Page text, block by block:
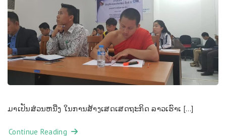
ມາເປັນ​ສ່ວນ​ຫນື່ງ ໃນ​ການ​ສ້າງ​ເສດ​ເສດ​ຖະ​ກິດ ລາວ​ເຮົາ​ເ […]
Continue Reading